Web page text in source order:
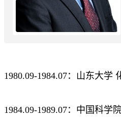
1980.09-1984.07：山东大学
1984.09-1989.07：中国科